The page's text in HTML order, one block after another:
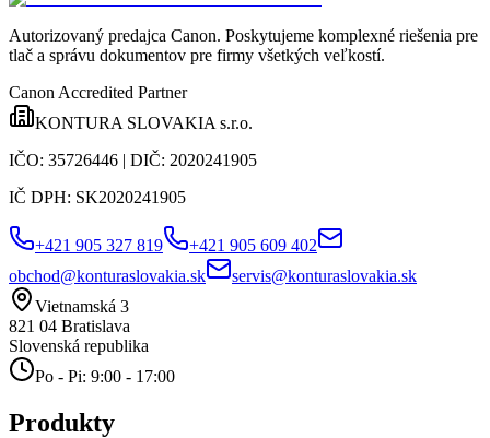
Autorizovaný predajca Canon. Poskytujeme komplexné riešenia pre
tlač a správu dokumentov pre firmy všetkých veľkostí.
Canon Accredited Partner
KONTURA SLOVAKIA s.r.o.
IČO: 35726446 | DIČ: 2020241905
IČ DPH: SK2020241905
+421 905 327 819
+421 905 609 402
obchod@konturaslovakia.sk
servis@konturaslovakia.sk
Vietnamská 3
821 04 Bratislava
Slovenská republika
Po - Pi: 9:00 - 17:00
Produkty